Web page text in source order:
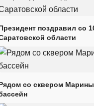
поздравил со
области
со сквером Марины